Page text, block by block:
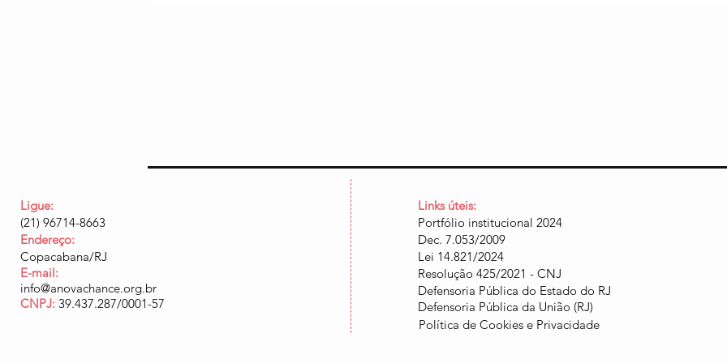
Ligue:
(21) 96714-8663
Endereço:
Copacabana/RJ
E-mail:
info@anovachance.org.br
CNPJ: 39.437.287/0001-57
Links úteis:
Portfólio institucional 2024
Dec. 7.053/2009
Lei 14.821/2024
Resolução 425/2021 - CNJ
Defensoria Pública do Estado do RJ
Defensoria Pública da União (RJ)
Política de Cookies e Privacidade​​​